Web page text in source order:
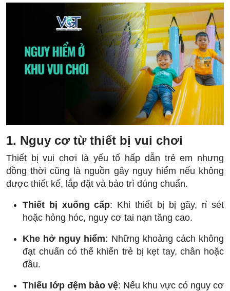
1. Nguy cơ từ thiết bị vui chơi
Thiết bị vui chơi là yếu tố hấp dẫn trẻ em nhưng
đồng thời cũng là nguồn gây nguy hiểm nếu không
được thiết kế, lắp đặt và bảo trì đúng chuẩn.
Thiết bị xuống cấp: Khi thiết bị bị gãy, rỉ sét
hoặc hỏng hóc, nguy cơ tai nạn tăng cao.
Khe hở nguy hiểm: Những khoảng cách không
đạt chuẩn có thể khiến trẻ bị kẹt tay, chân hoặc
đầu.
Thiếu lớp đệm bảo vệ: Nếu khu vực có nguy cơ